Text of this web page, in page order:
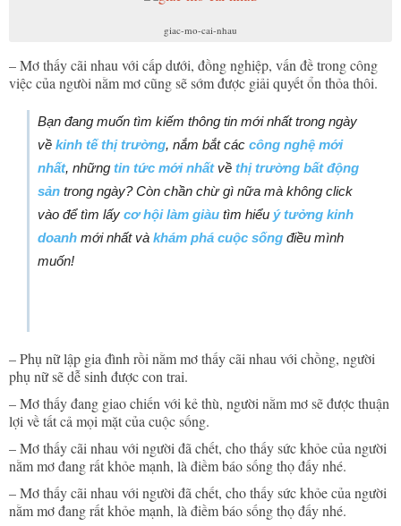
giac-mo-cai-nhau
– Mơ thấy cãi nhau với cấp dưới, đồng nghiệp, vấn đề trong công
việc của ngưòi nằm mơ cũng sẽ sớm được giải quyết ổn thỏa thôi.
Bạn đang muốn tìm kiếm thông tin mới nhất trong ngày
về kinh tế thị trường, nắm bắt các công nghệ mới
nhất, những tin tức mới nhất về thị trường bất động
sản trong ngày? Còn chần chừ gì nữa mà không click
vào để tìm lấy cơ hội làm giàu tìm hiểu ý tưởng kinh
doanh mới nhất và khám phá cuộc sống điều mình
muốn!
– Phụ nữ lập gia đình rồi nằm mơ thấy cãi nhau với chồng, người
phụ nữ sẽ dễ sinh được con trai.
– Mơ thấy đang giao chiến với kẻ thù, người nằm mơ sẽ được thuận
lợi về tất cả mọi mặt của cuộc sống.
– Mơ thấy cãi nhau với người đã chết, cho thấy sức khỏe của người
nằm mơ đang rất khỏe mạnh, là điềm báo sống thọ đấy nhé.
– Mơ thấy cãi nhau với người đã chết, cho thấy sức khỏe của người
nằm mơ đang rất khỏe mạnh, là điềm báo sống thọ đấy nhé.